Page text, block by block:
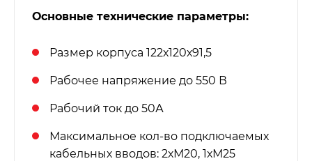
Основные технические параметры:
Размер корпуса 122х120х91,5
Рабочее напряжение до 550 В
Рабочий ток до 50А
Максимальное кол-во подключаемых
кабельных вводов: 2хМ20, 1хМ25